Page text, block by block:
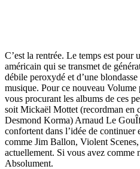
C’est la rentrée. Le temps est pour
américain qui se transmet de
débile peroxydé et d’une
musique. Pour ce nouveau
vous procurant les albums de ces
soit Mickaël Mottet (recordman en
Desmond Korma) Arnaud Le
confortent dans l’idée de
comme Jim Ballon, Violent
actuellement. Si vous avez comme
Absolument.